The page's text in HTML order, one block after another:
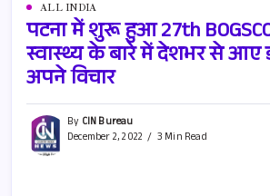
ALL INDIA
पटना में शुरू हुआ 27th
स्वास्थ्य के बारे में देशभर से आए
अपने विचार
By CIN Bureau
December 2, 2022
3 Min Read